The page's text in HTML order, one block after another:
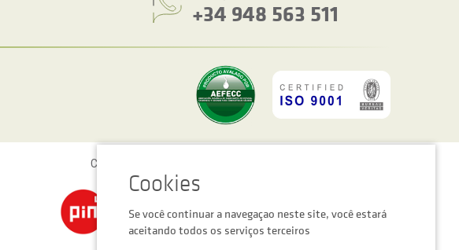
+34 948 563 511
Configurações de cookies
Se você continuar a navegaçao neste site, você estará
aceitando todos os serviços terceiros